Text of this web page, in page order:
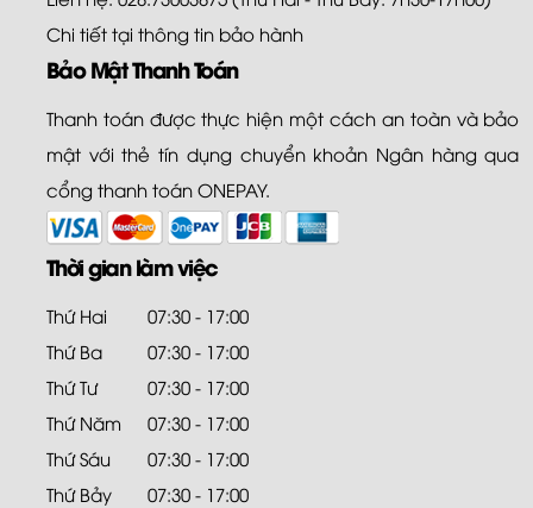
Chi tiết tại thông tin bảo hành
Bảo Mật Thanh Toán
Thanh toán được thực hiện một cách an toàn và bảo
mật với thẻ tín dụng chuyển khoản Ngân hàng qua
cổng thanh toán ONEPAY.
Thời gian làm việc
Thứ Hai
07:30 - 17:00
Thứ Ba
07:30 - 17:00
Thứ Tư
07:30 - 17:00
Thứ Năm
07:30 - 17:00
Thứ Sáu
07:30 - 17:00
Thứ Bảy
07:30 - 17:00